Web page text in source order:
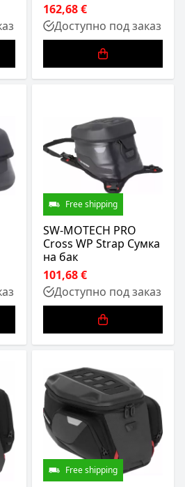
162,68 €
Доступно под заказ
Free shipping
SW-MOTECH PRO
Cross WP Strap Сумка
на бак
101,68 €
Доступно под заказ
Free shipping